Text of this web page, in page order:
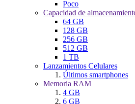
Poco
Capacidad de
64 GB
128 GB
256 GB
512 GB
1 TB
Lanzamientos Celulares
Últimos smartphones
Memoria RAM
4 GB
6 GB